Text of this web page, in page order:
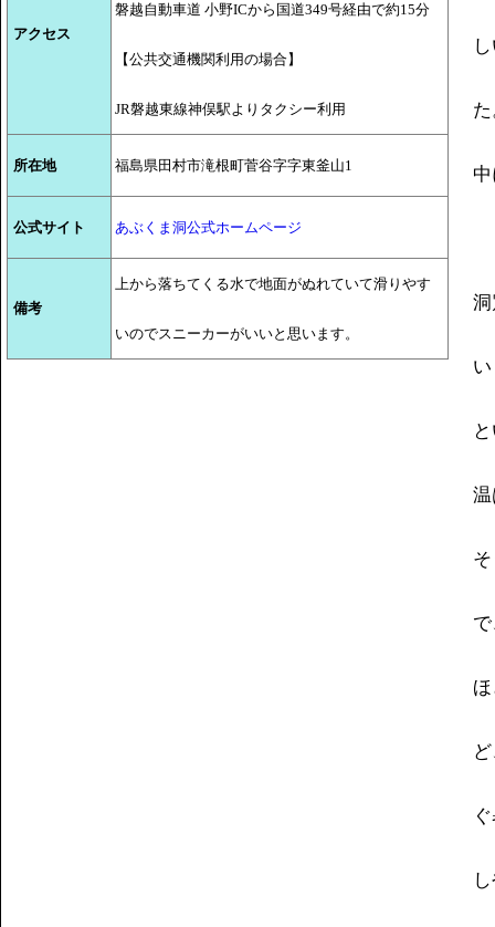
アクセス
磐越自動車道 小野ICから国道349号経由で約15分
【公共交通機関利用の場合】
JR磐越東線神俣駅よりタクシー利用
所在地 福島県田村市滝根町菅谷字字東釜山1
公式サイト あぶくま洞公式ホームページ
備考
上から落ちてくる水で地面がぬれていて滑りやす
いのでスニーカーがいいと思います。